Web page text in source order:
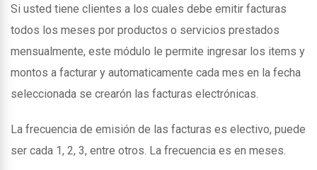
Si usted tiene clientes a los cuales debe emitir facturas
todos los meses por productos o servicios prestados
mensualmente, este módulo le permite ingresar los items y
montos a facturar y automaticamente cada mes en la fecha
seleccionada se crearón las facturas electrónicas.
La frecuencia de emisión de las facturas es electivo, puede
ser cada 1, 2, 3, entre otros. La frecuencia es en meses.